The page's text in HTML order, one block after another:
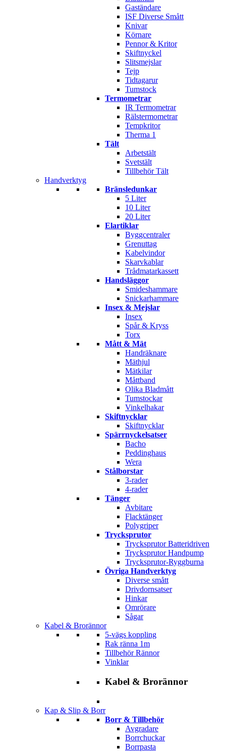
Gaständare
ISF Diverse Smått
Knivar
Körnare
Pennor & Kritor
Skiftnyckel
Slitsmejslar
Tejp
Tidtagarur
Tumstock
Termometrar
IR Termometrar
Rälstermometrar
Tempkritor
Therma 1
Tält
Arbetstält
Svetstält
Tillbehör Tält
Handverktyg
Bränsledunkar
5 Liter
10 Liter
20 Liter
Elartiklar
Byggcentraler
Grenuttag
Kabelvindor
Skarvkablar
Trådmatarkassett
Handsläggor
Smideshammare
Snickarhammare
Insex & Mejslar
Insex
Spår & Kryss
Torx
Mått & Mät
Handräknare
Mäthjul
Mätkilar
Måttband
Olika Bladmått
Tumstockar
Vinkelhakar
Skiftnycklar
Skiftnycklar
Spärrnyckelsatser
Bacho
Peddinghaus
Wera
Stålborstar
3-rader
4-rader
Tänger
Avbitare
Flacktänger
Polygriper
Trycksprutor
Trycksprutor Batteridriven
Trycksprutor Handpump
Trycksprutor-Ryggburna
Övriga Handverktyg
Diverse smått
Drivdornsatser
Hinkar
Omrörare
Sågar
Kabel & Brorännor
5-vägs koppling
Rak ränna 1m
Tillbehör Rännor
Vinklar
Kabel & Brorännor
Kap & Slip & Borr
Borr & Tillbehör
Avgradare
Borrchuckar
Borrpasta